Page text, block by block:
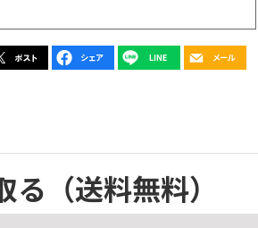
る （送料無料）